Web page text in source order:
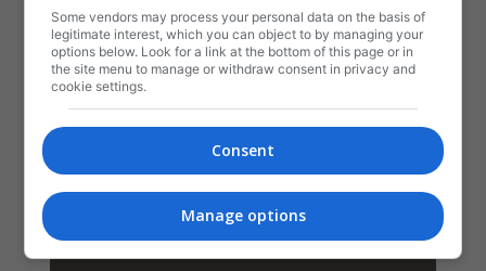
Some vendors may process your personal data on the basis of
legitimate interest, which you can object to by managing your
options below. Look for a link at the bottom of this page or in
the site menu to manage or withdraw consent in privacy and
cookie settings.
Consent
Manage options